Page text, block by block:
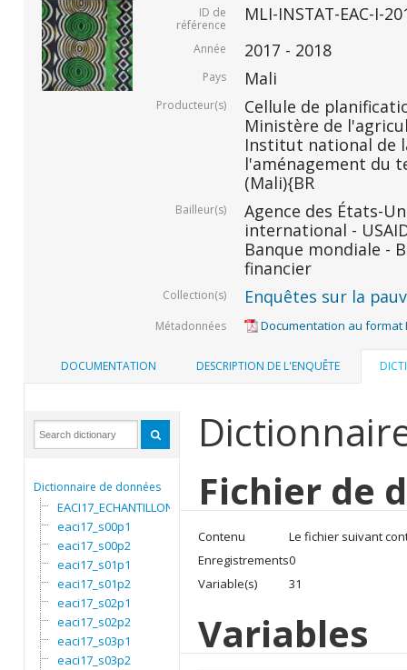
ID de
référence
MLI-INSTAT-EAC-I-
Année 2017 - 2018
Pays Mali
Producteur(s)
Cellule de
Ministère de
Institut national de
l'aménagement du
(Mali){BR
Bailleur(s)
Agence des États-
international -
Banque mondiale -
financier
Collection(s) Enquêtes sur la
Métadonnées Documentation au format
DOCUMENTATION DESCRIPTION DE L'ENQUÊTE
Dictionnaire de données
EACI17_ECHANTILLON
eaci17_s00p1
eaci17_s00p2
eaci17_s01p1
eaci17_s01p2
eaci17_s02p1
eaci17_s02p2
eaci17_s03p1
eaci17_s03p2
Fichier de
Contenu
Le fichier suivant
Enregistrements0
Variable(s)
31
Variables